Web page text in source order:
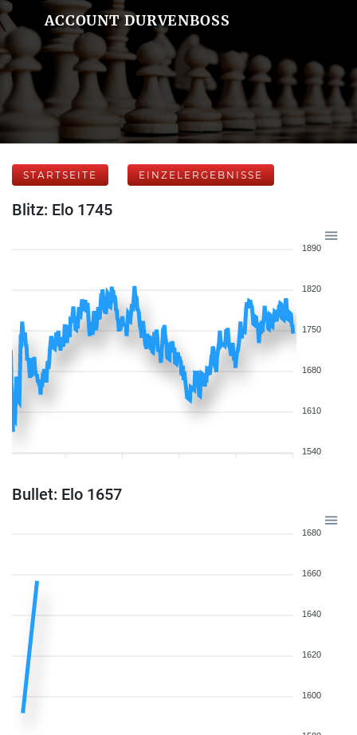
ACCOUNT DURVENBOSS
STARTSEITE EINZELERGEBNISSE
Blitz: Elo 1745
1890
1820
1750
1680
1610
1540
Bullet: Elo 1657
1680
1660
1640
1620
1600